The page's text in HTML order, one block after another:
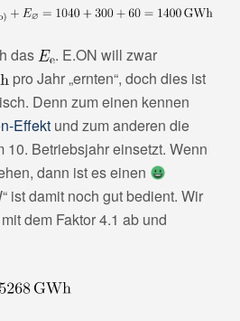
das
. E.ON will zwar
pro Jahr „ernten“, doch dies ist
Denn zum einen kennen
Effekt und zum anderen die
10. Betriebsjahr einsetzt. Wenn
dann ist es einen
ist damit noch gut bedient. Wir
dem Faktor 4.1 ab und